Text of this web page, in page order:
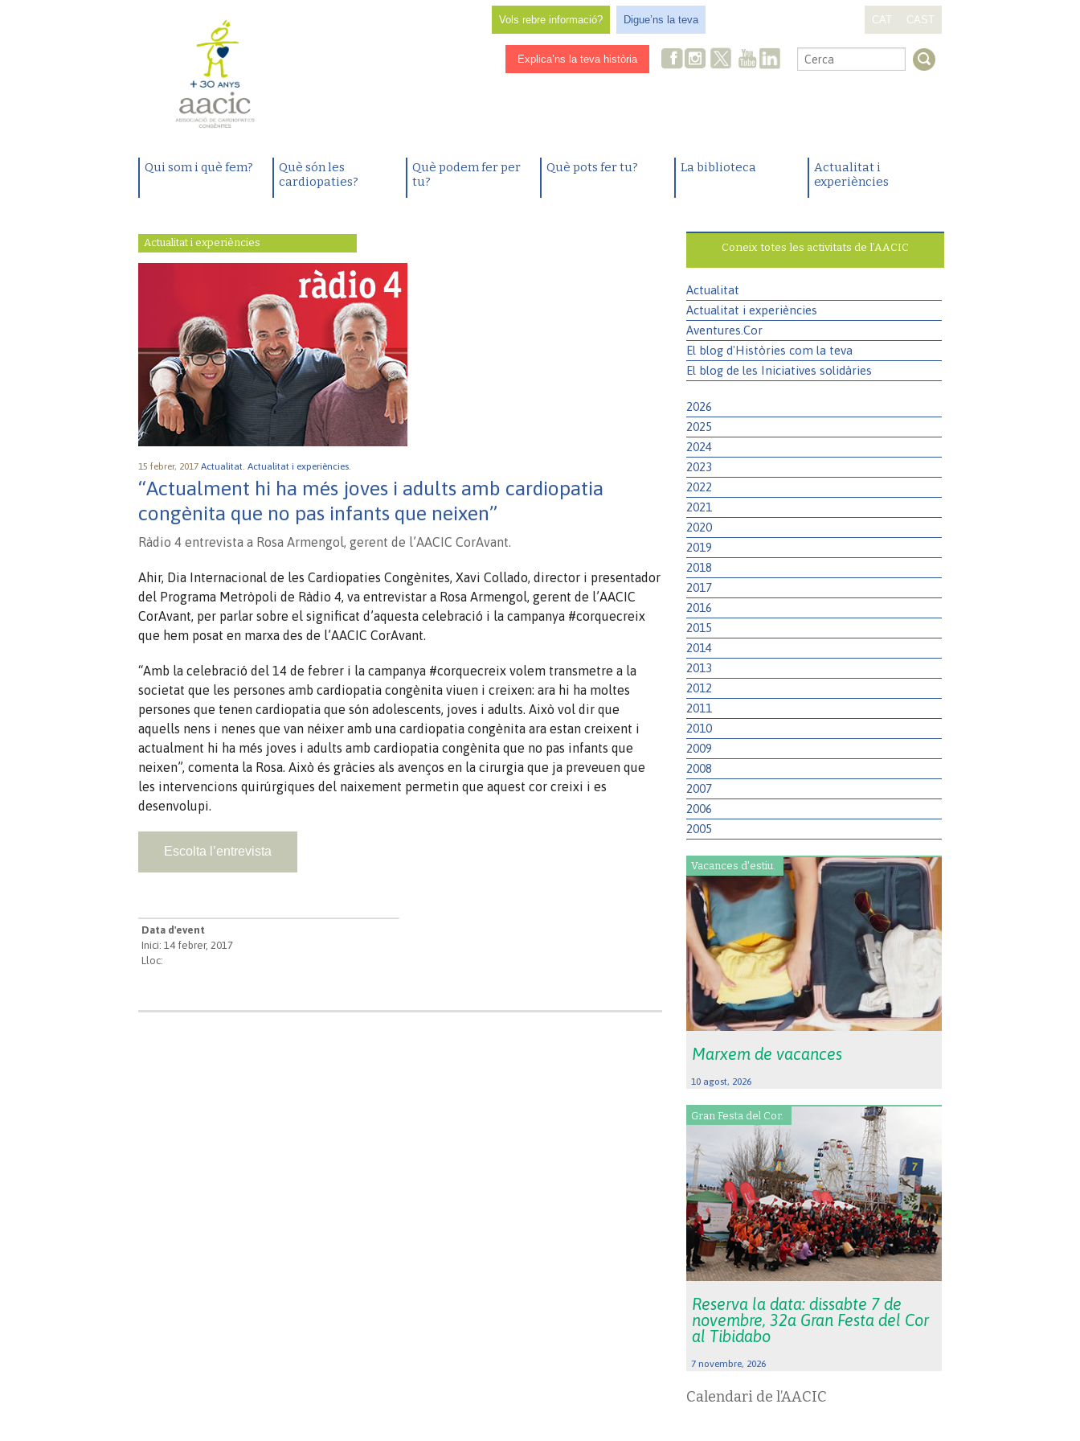
Vols rebre informació? Digue’ns la teva CAT CAST
Explica’ns la teva història .
Qui som i què fem?
Què són les
cardiopaties?
Què podem fer per
tu?
Què pots fer tu? La biblioteca
Actualitat i
experiències
Actualitat i experiències
15 febrer, 2017 Actualitat. Actualitat i experiències.
“Actualment hi ha més joves i adults amb cardiopatia
congènita que no pas infants que neixen”
Ràdio 4 entrevista a Rosa Armengol, gerent de l’AACIC CorAvant.
Ahir, Dia Internacional de les Cardiopaties Congènites, Xavi Collado, director i presentador
del Programa Metròpoli de Ràdio 4, va entrevistar a Rosa Armengol, gerent de l’AACIC
CorAvant, per parlar sobre el significat d’aquesta celebració i la campanya #corquecreix
que hem posat en marxa des de l’AACIC CorAvant.
“Amb la celebració del 14 de febrer i la campanya #corquecreix volem transmetre a la
societat que les persones amb cardiopatia congènita viuen i creixen: ara hi ha moltes
persones que tenen cardiopatia que són adolescents, joves i adults. Això vol dir que
aquells nens i nenes que van néixer amb una cardiopatia congènita ara estan creixent i
actualment hi ha més joves i adults amb cardiopatia congènita que no pas infants que
neixen”, comenta la Rosa. Això és gràcies als avenços en la cirurgia que ja preveuen que
les intervencions quirúrgiques del naixement permetin que aquest cor creixi i es
desenvolupi.
Escolta l’entrevista
Data d'event
Inici: 14 febrer, 2017
Lloc:
Coneix totes les activitats de l’AACIC
Actualitat
Actualitat i experiències
Aventures.Cor
El blog d'Històries com la teva
El blog de les Iniciatives solidàries
2026
2025
2024
2023
2022
2021
2020
2019
2018
2017
2016
2015
2014
2013
2012
2011
2010
2009
2008
2007
2006
2005
Vacances d'estiu.
Marxem de vacances
10 agost, 2026
Gran Festa del Cor.
Reserva la data: dissabte 7 de
novembre, 32a Gran Festa del Cor
al Tibidabo
7 novembre, 2026
Calendari de l’AACIC